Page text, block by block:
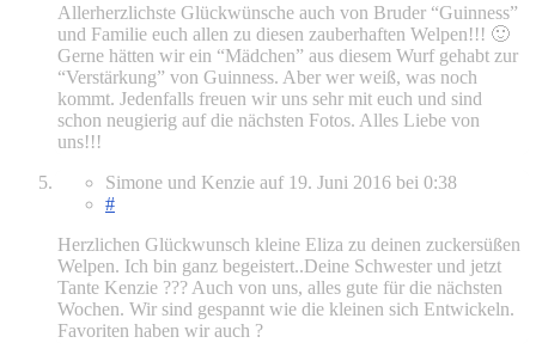
Allerherzlichste Glückwünsche auch von Bruder “Guinness”
und Familie euch allen zu diesen zauberhaften Welpen!!! 🙂
Gerne hätten wir ein “Mädchen” aus diesem Wurf gehabt zur
“Verstärkung” von Guinness. Aber wer weiß, was noch
kommt. Jedenfalls freuen wir uns sehr mit euch und sind
schon neugierig auf die nächsten Fotos. Alles Liebe von
uns!!!
Simone und Kenzie auf 19. Juni 2016 bei 0:38
#
Herzlichen Glückwunsch kleine Eliza zu deinen zuckersüßen
Welpen. Ich bin ganz begeistert..Deine Schwester und jetzt
Tante Kenzie ??? Auch von uns, alles gute für die nächsten
Wochen. Wir sind gespannt wie die kleinen sich Entwickeln.
Favoriten haben wir auch ?